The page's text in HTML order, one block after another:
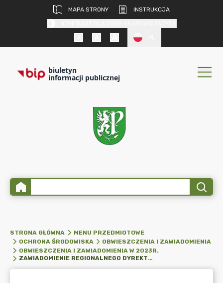
MAPA STRONY
INSTRUKCJA
biuletyn
informacji publicznej
STRONA GŁÓWNA
MENU PRZEDMIOTOWE
OCHRONA ŚRODOWISKA
OBWIESZCZENIA I ZAWIADOMIENIA
OBWIESZCZENIA I ZAWIADOMIENIA W 2023R.
ZAWIADOMIENIE REGIONALNEGO DYREKTORA OCHRONY ŚRODOWISKA W GDAŃSKU RDOŚ-GD-WOO.400.5.2023.AJM.3 W SPRAWIE ZAJĘCIA STANOWISKA DOT. PRZEDSIĘWZIĘCIA PN. „PRZEBUDOWA WAŁÓW PRZECIWPOWODZIOWYCH RZEK RADUNI, KŁODAWY I BIELAWY M. GDAŃSK, M. PRUSZCZ GDAŃSKI, GM. PRUSZCZ GDAŃSKI, SUCHY DĄB, PSZCZÓŁKI, POW. GDAŃSKI, WOJ. POMORSKIE.